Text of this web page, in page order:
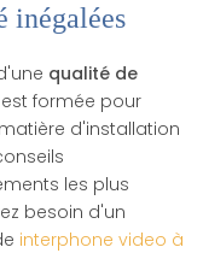
inégalées
qualité de
formée pour
d'installation
les plus
besoin d'un
interphone video à